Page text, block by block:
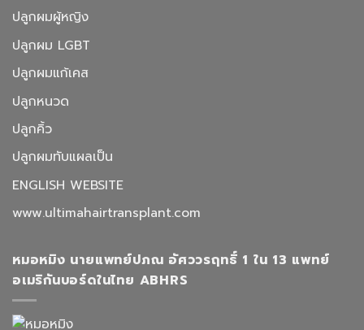
ปลูกผมผู้หญิง
ปลูกผม LGBT
ปลูกผมแก้เคส
ปลูกหนวด
ปลูกคิ้ว
ปลูกผมทับแผลเป็น
ENGLISH WEBSITE
www.ultimahairtransplant.com
หมอหมิง นายแพทย์ปภณ อัศววรฤทธิ์ 1 ใน 13 แพทย์
อเมริกันบอร์ดในไทย ABHRS